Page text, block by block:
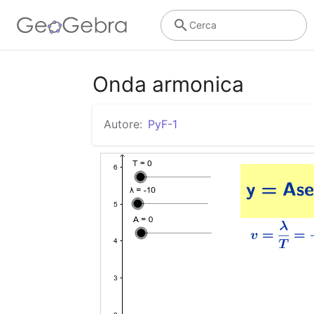
Cerca
Onda armonica
Autore: PyF-1